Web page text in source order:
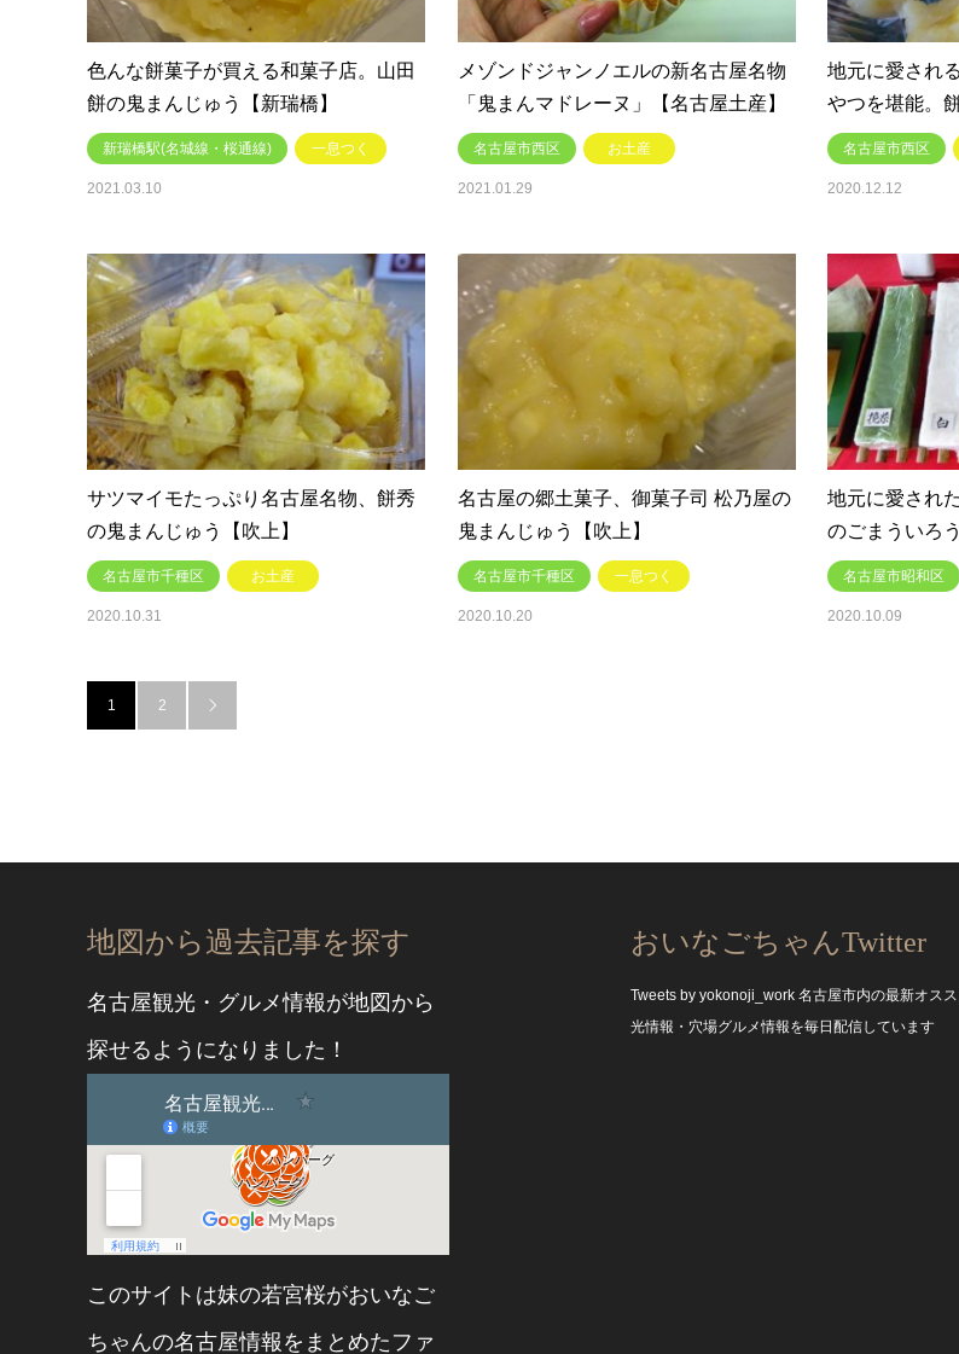
色んな餅菓子が買える和菓子店。山田
餅の鬼まんじゅう【新瑞橋】
新瑞橋駅(名城線・桜通線) 一息つく
2021.03.10
メゾンドジャンノエルの新名古屋名物
「鬼まんマドレーヌ」【名古屋土産】
名古屋市西区 お土産
2021.01.29
地元に愛され
やつを堪能。
名古屋市西区
2020.12.12
サツマイモたっぷり名古屋名物、餅秀
の鬼まんじゅう【吹上】
名古屋市千種区 お土産
2020.10.31
名古屋の郷土菓子、御菓子司 松乃屋の
鬼まんじゅう【吹上】
名古屋市千種区 一息つく
2020.10.20
地元に愛され
のごまういろ
名古屋市昭和区
2020.10.09
1 2 
地図から過去記事を探す
名古屋観光・グルメ情報が地図から
探せるようになりました！
このサイトは妹の若宮桜がおいなご
ちゃんの名古屋情報をまとめたファ
おいなごちゃんTwitter
Tweets by yokonoji_work 名古屋市内の最新オス
光情報・穴場グルメ情報を毎日配信しています